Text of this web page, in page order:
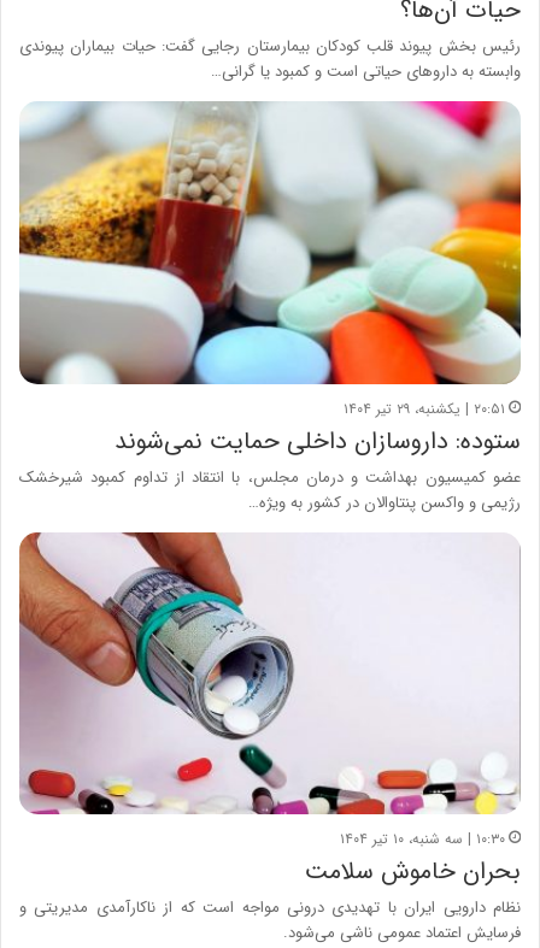
حیات آن‌ها؟
رئیس بخش پیوند قلب کودکان بیمارستان رجایی گفت: حیات بیماران پیوندی
وابسته به داروهای حیاتی است و کمبود یا گرانی…
۲۰:۵۱ | یکشنبه، ۲۹ تیر ۱۴۰۴
ستوده: داروسازان داخلی حمایت نمی‌شوند
عضو کمیسیون بهداشت و درمان مجلس، با انتقاد از تداوم کمبود شیرخشک
رژیمی و واکسن پنتاوالان در کشور به ویژه…
۱۰:۳۰ | سه شنبه، ۱۰ تیر ۱۴۰۴
بحران خاموش سلامت
نظام دارویی ایران با تهدیدی درونی مواجه است که از ناکارآمدی مدیریتی و
فرسایش اعتماد عمومی ناشی می‌شود.